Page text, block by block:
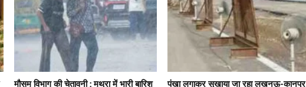
मौसम विभाग की चेतावनी : मथुरा में भारी बारिश
पंखा लगाकर सुखाया जा रहा लखनऊ-कानपुर